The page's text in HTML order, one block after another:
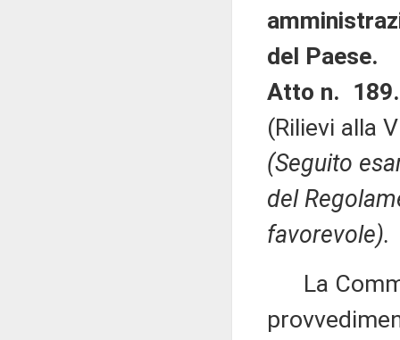
del Paese.
Atto n. 189.
(Rilievi alla
(Seguito
del
favorevole).
La